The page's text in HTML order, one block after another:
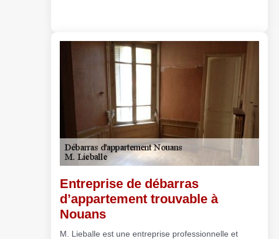
Entreprise de débarras
d’appartement trouvable à
Nouans
M. Lieballe est une entreprise professionnelle et